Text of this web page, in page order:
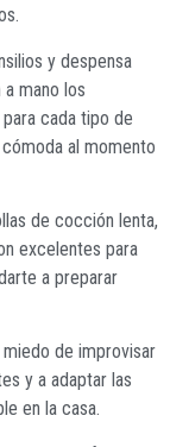
y despensa
mano los
cada tipo de
al momento
de cocción lenta,
excelentes para
a preparar
miedo de improvisar
y a adaptar las
en la casa.